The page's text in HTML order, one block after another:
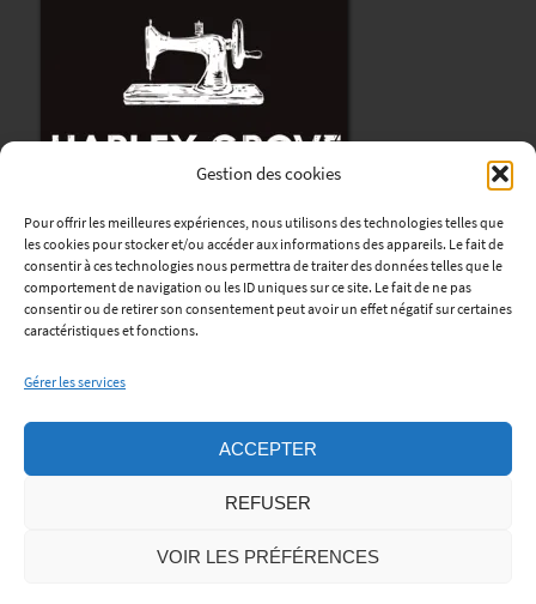
Gestion des cookies
Pour offrir les meilleures expériences, nous utilisons des technologies telles que
les cookies pour stocker et/ou accéder aux informations des appareils. Le fait de
consentir à ces technologies nous permettra de traiter des données telles que le
comportement de navigation ou les ID uniques sur ce site. Le fait de ne pas
consentir ou de retirer son consentement peut avoir un effet négatif sur certaines
caractéristiques et fonctions.
Gérer les services
ACCEPTER
REFUSER
VOIR LES PRÉFÉRENCES
Harley Grove
76170 Lillebonne
Lundi au Vendredi : de 9h à 12h et de 13h30 à 18h.